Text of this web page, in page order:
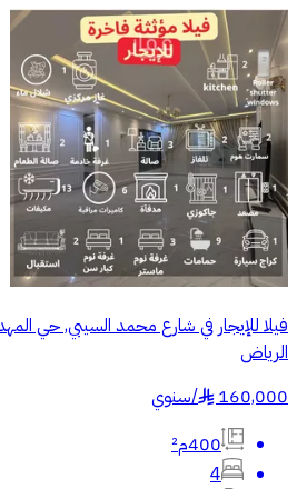
فيلا للإيجار في شارع محمد السيبي, حي
الرياض
160,000
§
/سنوي
400م²
4